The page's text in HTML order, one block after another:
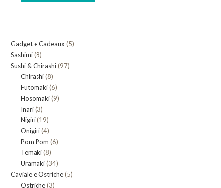
Gadget e Cadeaux 55
Sashimi 88
prodotti
Sushi & Chirashi 9797
Chirashi 88
prodotti
Futomaki 66
prodotti
Hosomaki 99
Inari 33
prodotti
Nigiri 1919
prodotti
Onigiri 44
prodotti
Pom Pom 66
Temaki 88
prodotti
Uramaki 3434
prodotti
Caviale e Ostriche 55
Ostriche 33